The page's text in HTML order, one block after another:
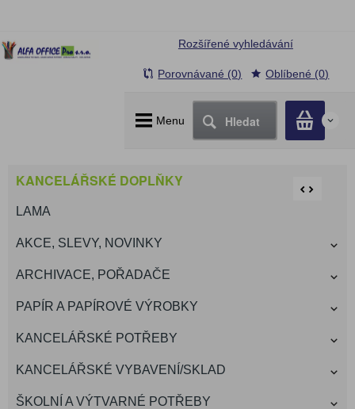
Menu Hledat 0
Rozšířené vyhledávání
Porovnávané (0) Oblíbené (0)
KANCELÁŘSKÉ DOPLŇKY
LAMA
AKCE, SLEVY, NOVINKY
ARCHIVACE, POŘADAČE
PAPÍR A PAPÍROVÉ VÝROBKY
KANCELÁŘSKÉ POTŘEBY
KANCELÁŘSKÉ VYBAVENÍ/SKLAD
ŠKOLNÍ A VÝTVARNÉ POTŘEBY